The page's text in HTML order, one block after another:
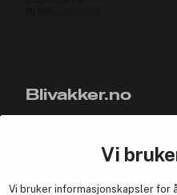
Vi
Vi bruker informasjonskapsler for
Blivakker.no
Bli medlem helt gratis - få
Samarbeid med oss